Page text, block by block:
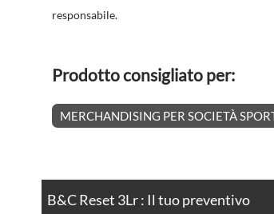
responsabile.
Prodotto consigliato per:
MERCHANDISING PER SOCIETÀ
B&C Reset 3Lr : Il tuo preventivo